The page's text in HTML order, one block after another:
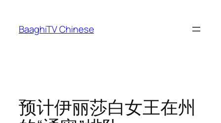
content
BaaghiTV Chinese
预计伊丽莎白女王在州